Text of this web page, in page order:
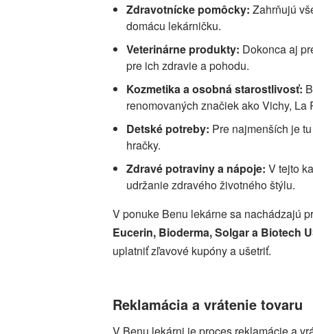
Zdravotnícke pomôcky: Zahrňujú
domácu lekárničku.
Veterinárne produkty: Dokonca aj
pre ich zdravie a pohodu.
Kozmetika a osobná starostlivosť:
renomovaných značiek ako Vichy,
Detské potreby: Pre najmenších je
hračky.
Zdravé potraviny a nápoje: V tejto
udržanie zdravého životného štýlu.
V ponuke Benu lekárne sa nachádzajú
Eucerin, Bioderma, Solgar a Biotech
uplatniť zľavové kupóny a ušetriť.
Reklamácia a vrátenie tovaru
V Benu lekárni je proces reklamácie a